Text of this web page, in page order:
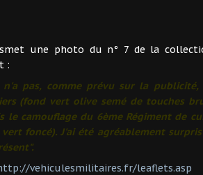
une photo du n° 7 de la
:
n'a pas, comme prévu sur la
(fond vert olive semé de touches
le camouflage du 6ème Régiment de
vert foncé). J'ai été agréablement
vehiculesmilitaires.fr/leaflets.asp